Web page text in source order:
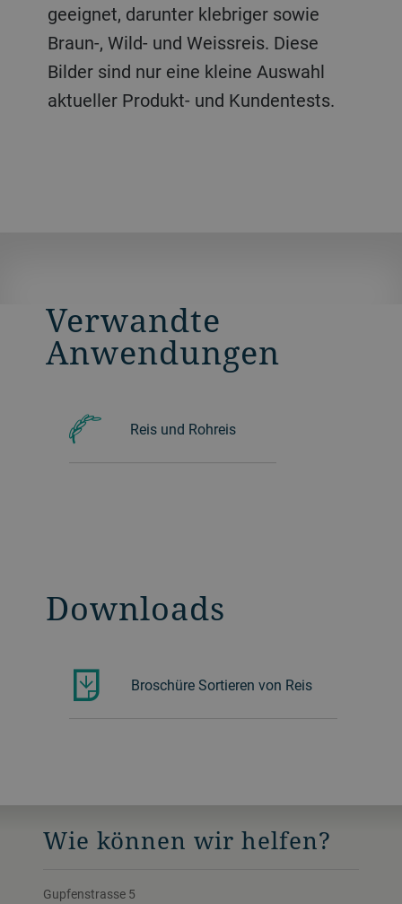
geeignet, darunter klebriger sowie
Braun-, Wild- und Weissreis. Diese
Bilder sind nur eine kleine Auswahl
aktueller Produkt- und Kundentests.
Ihnen dabei, Reisprodukte in
Exportqualität zu erzeugen und hohe
Lebensmittelsicherheitsstandards
einzuhalten. Die Bilder unten
Verwandte
Anwendungen
Reis und Rohreis
Downloads
Broschüre Sortieren von Reis
Wie können wir helfen?
Gupfenstrasse 5